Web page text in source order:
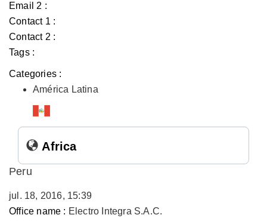
Email 2 :
Contact 1 :
Contact 2 :
Tags :
Categories :
América Latina
Africa
Peru
jul. 18, 2016, 15:39
Office name : Electro Integra S.A.C.